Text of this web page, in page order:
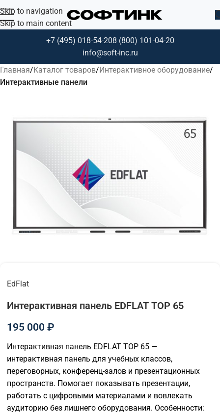
Skip to navigation
Skip to main content
+7 (495) 018-54-208 (800) 101-04-20
info@soft-inc.ru
Главная Каталог товаров Интерактивное оборудование
Интерактивные панели
EdFlat
Интерактивная панель EDFLAT TOP 65
195 000 ₽
Интерактивная панель EDFLAT TOP 65 —
интерактивная панель для учебных классов,
переговорных, конференц-залов и презентационных
пространств. Помогает показывать презентации,
работать с цифровыми материалами и вовлекать
аудиторию без лишнего оборудования. Особенности: